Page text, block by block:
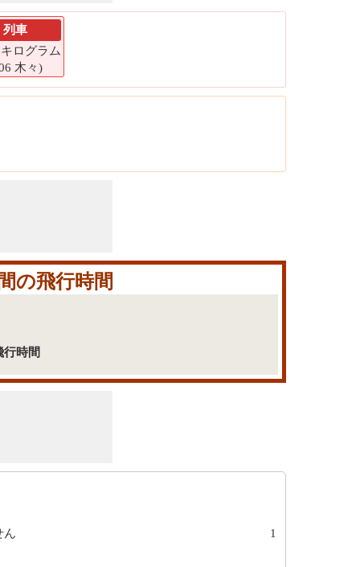
列車
ログラム
木々)
の飛行時間
行時間
ん
1